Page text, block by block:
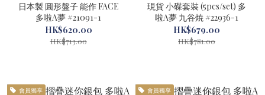
日本製 圓形盤子 能作 FACE
多啦A夢 #21091-1
HK$620.00
HK$713.00
現貨 小碟套裝 (5pcs/set) 多
啦A夢 九谷焼 #22936-1
HK$679.00
HK$781.00
會員獨享 會員獨享